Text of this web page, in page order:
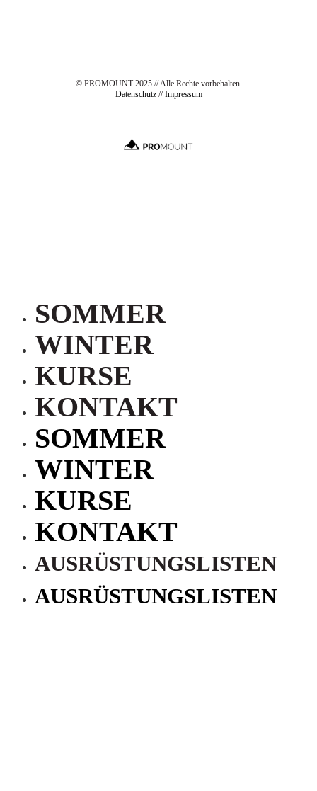
© PROMOUNT 2025 // Alle Rechte vorbehalten.
Datenschutz//Impressum
SOMMER
WINTER
KURSE
KONTAKT
SOMMER
WINTER
KURSE
KONTAKT
AUSRÜSTUNGSLISTEN
AUSRÜSTUNGSLISTEN